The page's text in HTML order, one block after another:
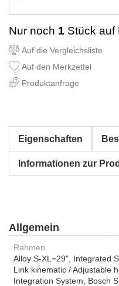
Nur noch 1 Stück auf
Auf die Vergleichsliste
Auf den Merkzettel
Produktanfrage
Eigenschaften
Informationen zur
Allgemein
Rahmen
Alloy S-XL=29", Integrated
Link kinematic / Adjustable
Integration System, Bosch